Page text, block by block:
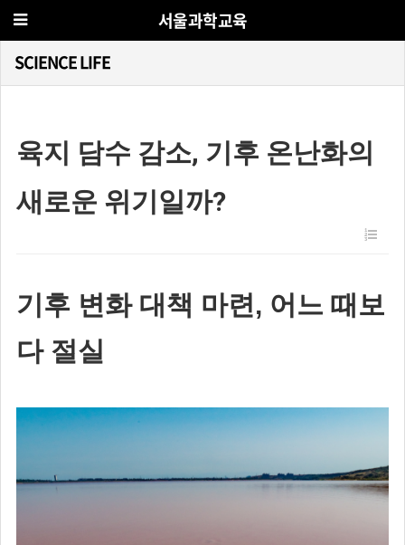
서울과학교육
SCIENCE LIFE
육지 담수 감소, 기후 온난화의
새로운 위기일까?
기후 변화 대책 마련, 어느 때보
다 절실